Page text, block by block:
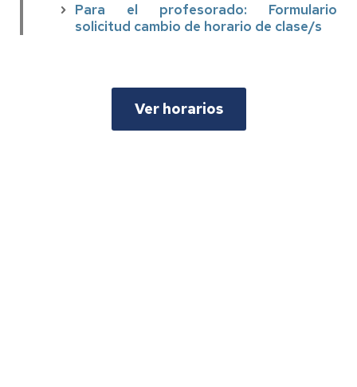
Para el profesorado: Formulario
solicitud cambio de horario de clase/s
Ver horarios